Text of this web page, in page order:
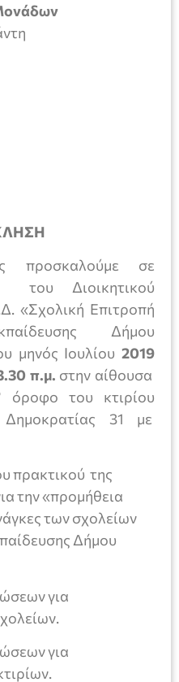
προσκαλούμε σε
του Διοικητικού
«Σχολική Επιτροπή
Δήμου
μηνός Ιουλίου 2019
π.μ. στην αίθουσα
όροφο του κτιρίου
31 με
πρακτικού της
την «προμήθεια
των σχολείων
Δήμου
για
για